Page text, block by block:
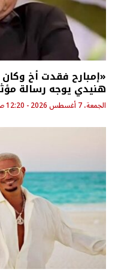
«إمبارح فقدت أخ
هنيدي يوجه رسالة
الجمعة، 7 أغسطس 2026 - 12:20 ص